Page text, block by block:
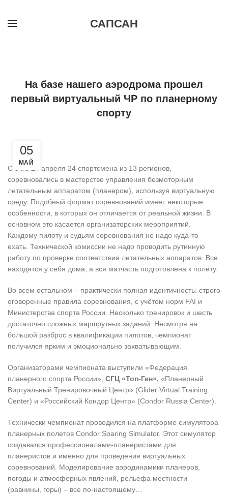
САПСАН
На базе нашего аэродрома прошел
первый виртуальный ЧР по планерному
спорту
05
МАЙ
С 9 по 24 апреля 24 спортсмена из 13 регионов,
соревновались в мастерстве управления безмоторным
летательным аппаратом (планером), используя виртуальную
среду. Подобный формат соревнований имеет некоторые
особенности, в которых он отличается от реальной жизни. В
основном это касается организаторских мероприятий.
Каждому пилоту и судьям соревнования не надо куда-то
ехать. Технической комиссии не надо проводить рутинную
работу по проверке соответствия летательных аппаратов. Все
находятся у себя дома, а вся матчасть подготовлена к полёту.
Во всем остальном – практически полная идентичность: строго
оговоренные правила соревнования, с учётом норм FAI и
Министерства спорта России. Несколько тренировок и шесть
достаточно сложных маршрутных заданий. Несмотря на
большой разброс в квалификации пилотов, чемпионат
получился ярким и эмоционально захватывающим.
Организаторами чемпионата выступили «Федерация
планерного спорта России», СГЦ «Топ-Ген», «Планерный
Виртуальный Тренировочный Центр» (Glider Virtual Training
Center) и «Российский Кондор Центр» (Condor Russia Center).
Технически чемпионат проводился на платформе симулятора
планерных полетов Condor Soaring Simulator. Этот симулятор
создавался профессионалами-планеристами для
планеристов и именно для проведения виртуальных
соревнований. Моделирование аэродинамики планеров,
погоды и атмосферных явлений, рельефа местности
(равнины, горы) – все по-настоящему…